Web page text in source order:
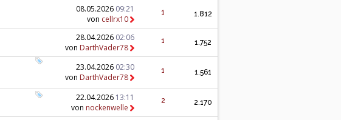
08.05.2026 09:21
von cellrx10
1 1.812
28.04.2026 02:06
von DarthVader78
1 1.752
23.04.2026 02:30
von DarthVader78
1 1.561
22.04.2026 13:11
von nockenwelle
2 2.170